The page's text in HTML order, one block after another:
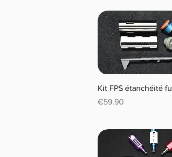
Kit FPS étanchéité
Price
€59.90